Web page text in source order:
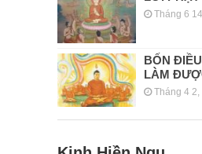
Tháng 6
BỐN
LÀM
Tháng 4 2,